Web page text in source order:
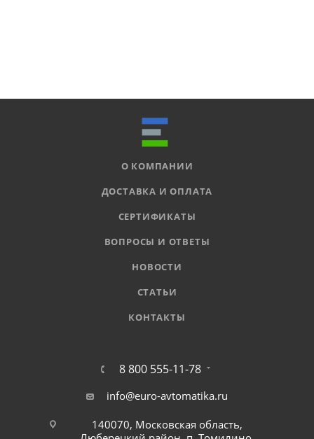
О КОМПАНИИ
ДОСТАВКА И ОПЛАТА
СЕРТИФИКАТЫ
ВОПРОСЫ И ОТВЕТЫ
НОВОСТИ
СТАТЬИ
КОНТАКТЫ
8 800 555-11-78
info@euro-avtomatika.ru
140070, Московская область,